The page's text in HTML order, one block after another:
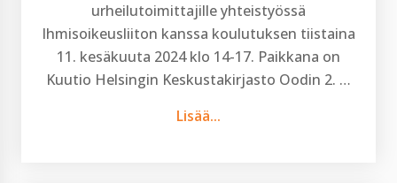
urheilutoimittajille yhteistyössä
Ihmisoikeusliiton kanssa koulutuksen tiistaina
11. kesäkuuta 2024 klo 14-17. Paikkana on
Kuutio Helsingin Keskustakirjasto Oodin 2. …
Lisää...